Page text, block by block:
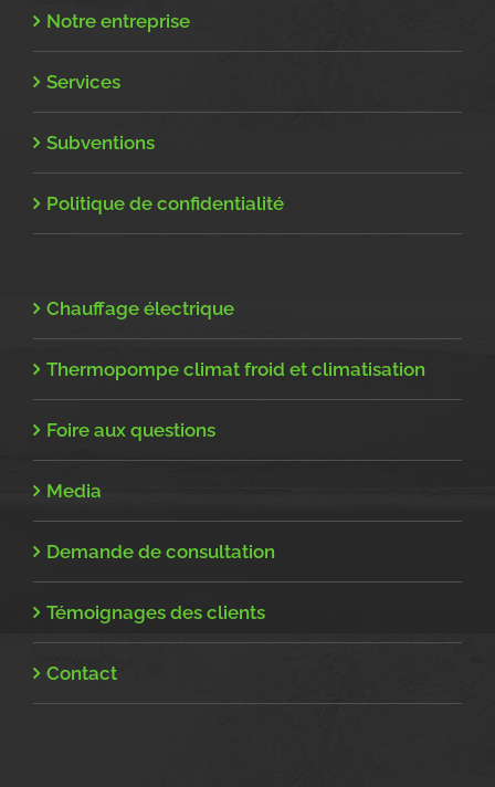
Notre entreprise
Services
Subventions
Politique de confidentialité
Chauffage électrique
Thermopompe climat froid et climatisation
Foire aux questions
Media
Demande de consultation
Témoignages des clients
Contact